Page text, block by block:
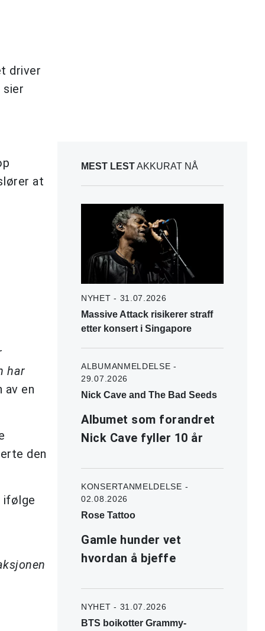
driver
sier
at
har
av en
den
ifølge
MEST LESTAKKURAT NÅ
NYHET - 31.07.2026
Massive Attack risikerer straff
etter konsert i Singapore
ALBUMANMELDELSE -
29.07.2026
Nick Cave and The Bad Seeds
Albumet som forandret
Nick Cave fyller 10 år
KONSERTANMELDELSE -
02.08.2026
Rose Tattoo
Gamle hunder vet
hvordan å bjeffe
NYHET - 31.07.2026
BTS boikotter Grammy-